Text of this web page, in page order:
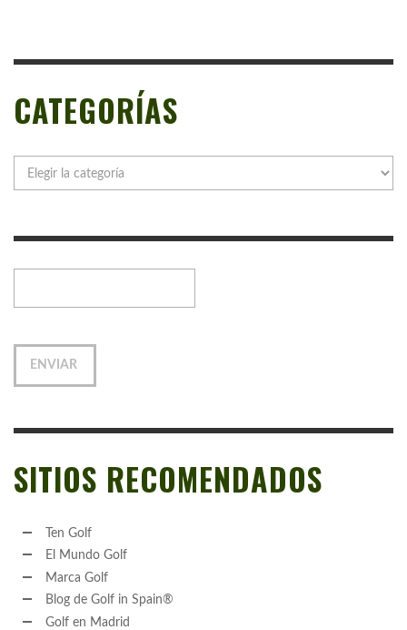
CATEGORÍAS
SITIOS RECOMENDADOS
Ten Golf
El Mundo Golf
Marca Golf
Blog de Golf in Spain®
Golf en Madrid